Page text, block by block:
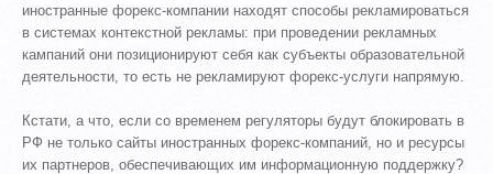
иностранные форекс-компании находят способы рекламироваться
в системах контекстной рекламы: при проведении рекламных
кампаний они позиционируют себя как субъекты образовательной
деятельности, то есть не рекламируют форекс-услуги напрямую.
Кстати, а что, если со временем регуляторы будут блокировать в
РФ не только сайты иностранных форекс-компаний, но и ресурсы
их партнеров, обеспечивающих им информационную поддержку?